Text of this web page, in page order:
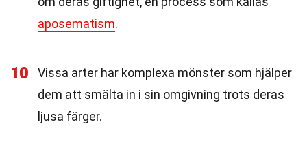
aposematism.
10
Vissa arter har komplexa mönster som hjälper
dem att smälta in i sin omgivning trots deras
ljusa färger.